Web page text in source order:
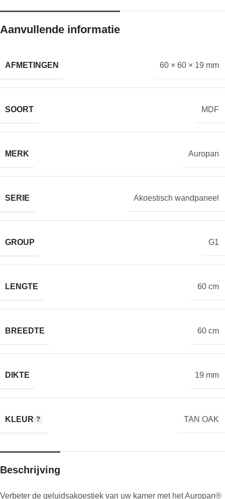
Aanvullende informatie
AFMETINGEN 60 × 60 × 19 mm
SOORT MDF
MERK Auropan
SERIE Akoestisch wandpaneel
GROUP G1
LENGTE 60 cm
BREEDTE 60 cm
DIKTE 19 mm
KLEUR TAN OAK
Beschrijving
Verbeter de geluidsakoestiek van uw kamer met het Auropan®